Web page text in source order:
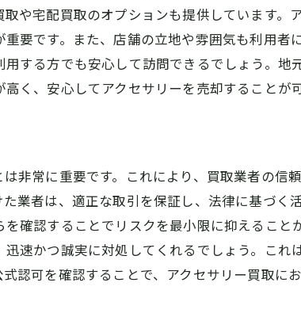
や宅配買取のオプションも提供しています。
要です。また、店舗の立地や雰囲気も利用者
する方でも安心して訪問できるでしょう。地
く、安心してアクセサリーを売却することが可
非常に重要です。これにより、買取業者の信
業者は、適正な取引を保証し、法律に基づく
確認することでリスクを最小限に抑えること
速かつ誠実に対処してくれるでしょう。これ
認可を確認することで、アクセサリー買取に